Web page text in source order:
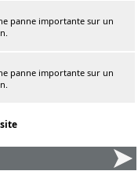
panne importante sur un
panne importante sur un